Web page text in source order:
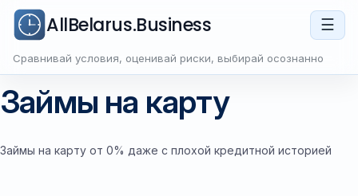
AllBelarus.Business ☰
Сравнивай условия, оценивай риски, выбирай осознанно
Займы на карту
Займы на карту от 0% даже с плохой кредитной историей